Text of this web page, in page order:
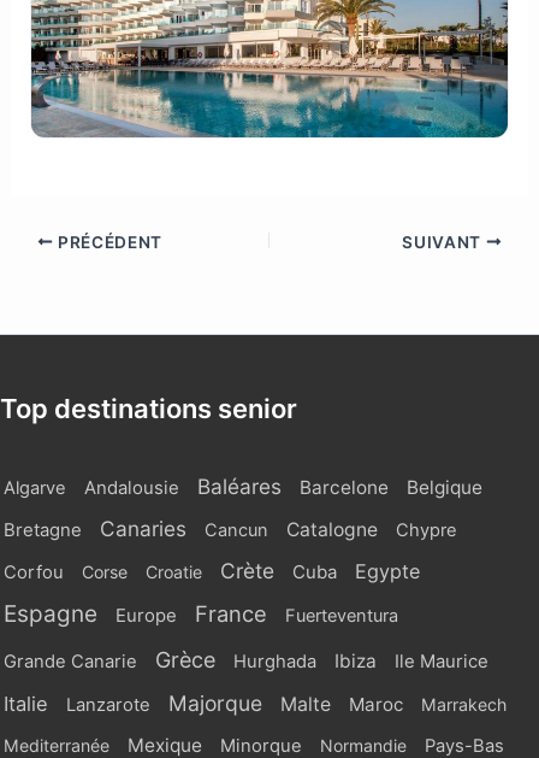
PRÉCÉDENT SUIVANT
Top destinations senior
Algarve Andalousie Baléares Barcelone Belgique
Bretagne Canaries Cancun Catalogne
Chypre
Corfou
Corse Croatie Crète Cuba Egypte
Espagne Europe France Fuerteventura
Grande Canarie Grèce Hurghada Ibiza Ile Maurice
Italie Lanzarote Majorque Malte Maroc
Marrakech
Mediterranée
Mexique Minorque Normandie Pays-Bas